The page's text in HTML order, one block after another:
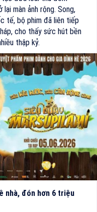
màn ảnh rộng. Song,
tế, bộ phim đã liên tiếp
cho thấy sức hút bền
thập kỷ.
nhà, đón hơn 6 triệu